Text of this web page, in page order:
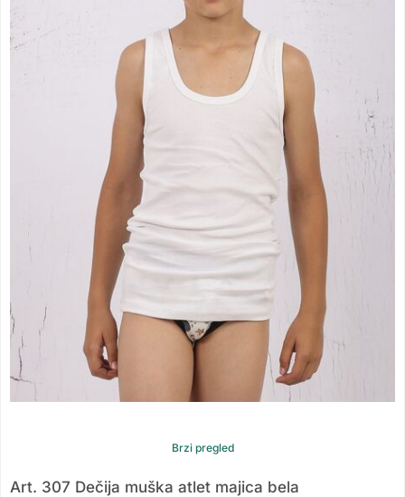
Brzi pregled
Art. 307 Dečija muška atlet majica bela